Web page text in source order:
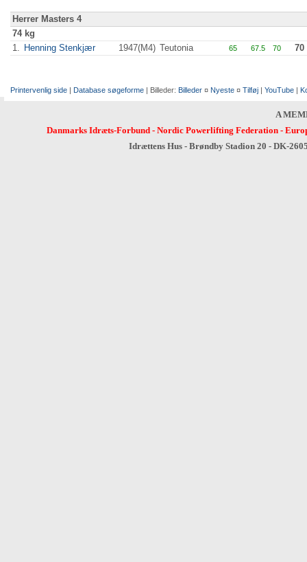
Herrer Masters 4
74 kg
1. Henning Stenkjær 1947(M4) Teutonia 65 67.5 70 70
Printervenlig side | Database søgeforme | Billeder: Billeder ¤ Nyeste ¤ Tilføj | YouTube |
A
Danmarks Idræts-Forbund- Nordic Powerlifting Federation-
Idrættens Hus - Brøndby Stadion 20 - DK-